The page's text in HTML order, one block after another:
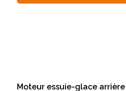
Moteur essuie-glace arrière